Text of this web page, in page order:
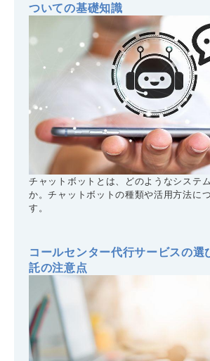
ついての基礎知識
チャットボットとは、どのようなシステ
か。チャットボットの種類や活用方法に
す。
コールセンター代行サービスの選
託の注意点